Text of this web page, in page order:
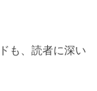
も、読者に深い